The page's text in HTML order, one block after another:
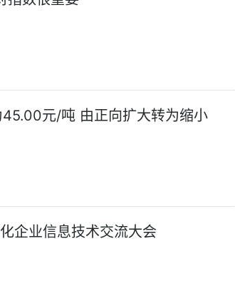
元/吨 由正向扩大转为缩小
企业信息技术交流大会